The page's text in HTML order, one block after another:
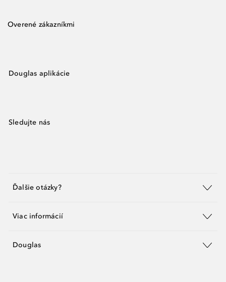
Overené zákazníkmi
Douglas aplikácie
Sledujte nás
Ďalšie otázky?
Viac informácií
Douglas